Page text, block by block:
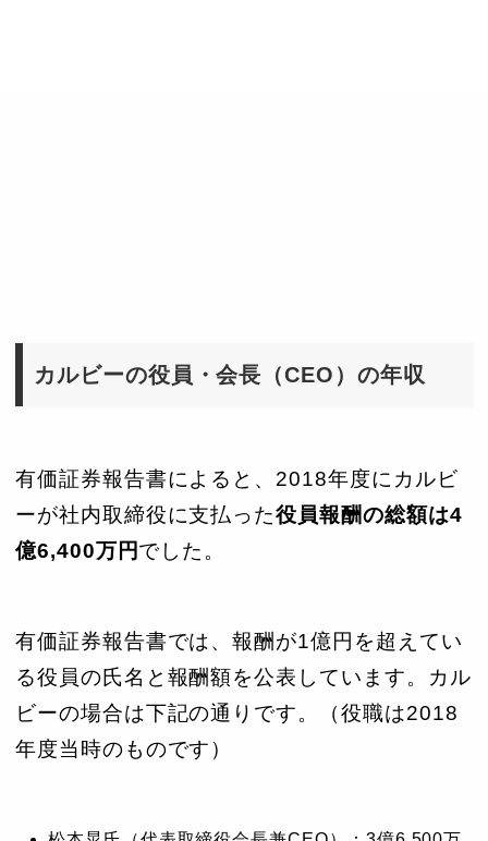
カルビーの役員・会長（CEO）の年収
有価証券報告書によると、2018年度にカルビ
ーが社内取締役に支払った役員報酬の総額は4
億6,400万円でした。
有価証券報告書では、報酬が1億円を超えてい
る役員の氏名と報酬額を公表しています。カル
ビーの場合は下記の通りです。（役職は2018
年度当時のものです）